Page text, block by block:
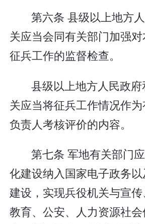
第六条 县级以上地方
关应当会同有关部门加强
征兵工作的监督检查。
县级以上地方人民政
关应当将征兵工作情况作
负责人考核评价的内容。
第七条 军地有关部门
化建设纳入国家电子政务
建设，实现兵役机关与宣传
教育、公安、人力资源社